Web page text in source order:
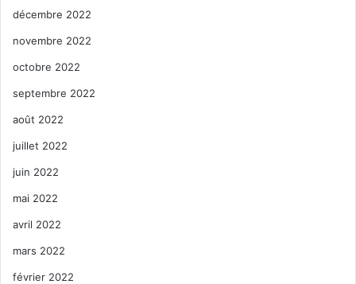
décembre 2022
novembre 2022
octobre 2022
septembre 2022
août 2022
juillet 2022
juin 2022
mai 2022
avril 2022
mars 2022
février 2022